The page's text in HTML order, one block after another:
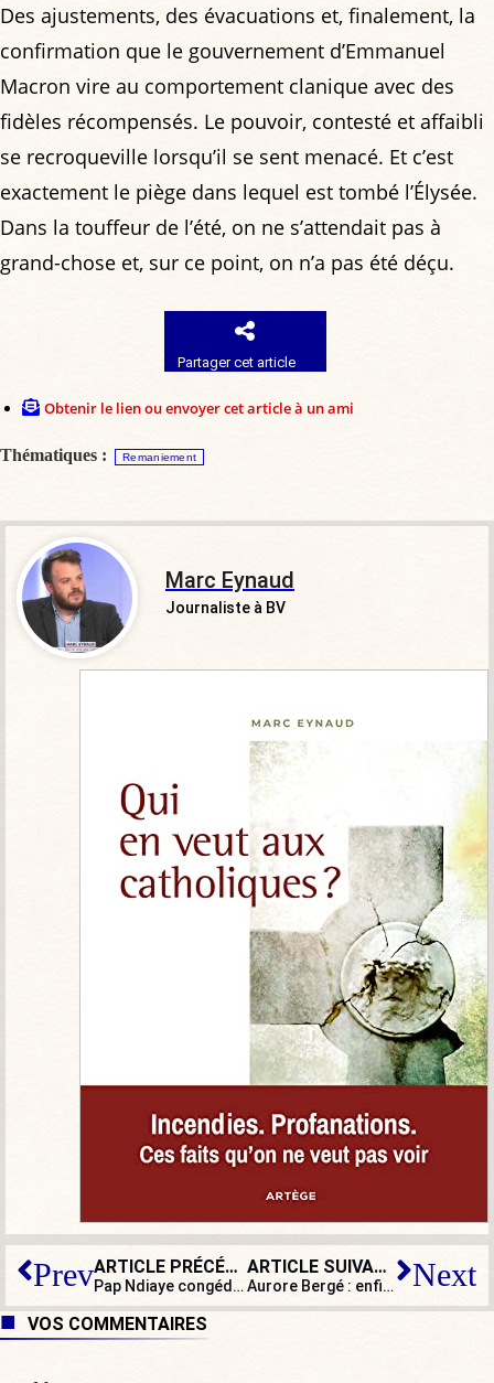
Des ajustements, des évacuations et, finalement, la
confirmation que le gouvernement d’Emmanuel
Macron vire au comportement clanique avec des
fidèles récompensés. Le pouvoir, contesté et affaibli
se recroqueville lorsqu’il se sent menacé. Et c’est
exactement le piège dans lequel est tombé l’Élysée.
Dans la touffeur de l’été, on ne s’attendait pas à
grand-chose et, sur ce point, on n’a pas été déçu.
Partager cet article
Obtenir le lien ou envoyer cet article à un ami
Thématiques : Remaniement
Marc Eynaud
Journaliste à BV
Prev ARTICLE PRÉCÉDENT
Pap Ndiaye congédié par celui qui l’avait nommé
ARTICLE SUIVANT
Aurore Bergé : enfin ministre ! Next
VOS COMMENTAIRES